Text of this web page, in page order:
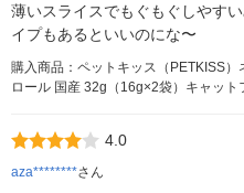
薄いスライスでもぐもぐしやす
イプもあるといいのにな〜
購入商品：ペットキッス（PETKISS
ロール 国産 32g（16g×2袋）キャット
4.0
aza********さん